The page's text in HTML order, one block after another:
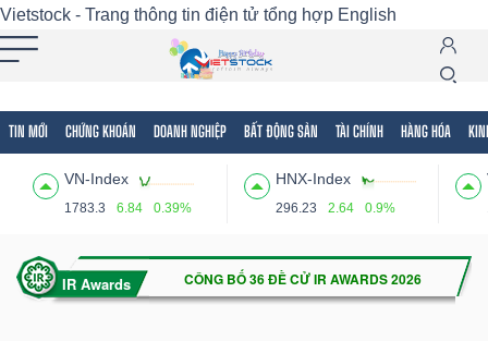
Vietstock - Trang thông tin điện tử tổng hợp English
TIN MỚI CHỨNG KHOÁN DOANH NGHIỆP BẤT ĐỘNG SẢN TÀI CHÍNH HÀNG HÓA
VN-Index
1783.3 6.84 0.39%
HNX-Index
296.23 2.64 0.9%
Tất cả Tính năng Ngành Mã chứng khoán
Tính
(-)
VIETSTOCK